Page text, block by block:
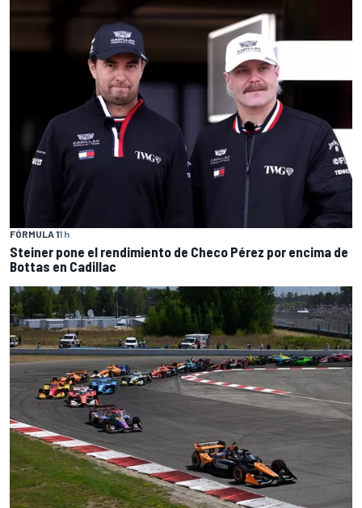
FÓRMULA 11 h
Steiner pone el rendimiento de Checo Pérez por encima de
Bottas en Cadillac